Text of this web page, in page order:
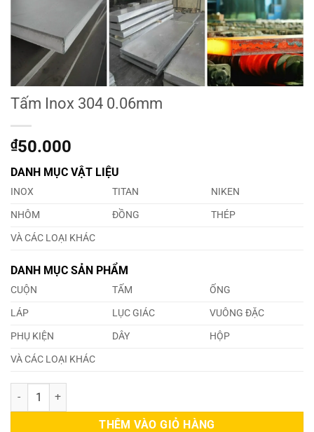
Tấm Inox 304 0.06mm
₫50.000
DANH MỤC VẬT LIỆU
INOX TITAN
NIKEN
NHÔM
ĐỒNG
THÉP
VÀ CÁC LOẠI KHÁC
DANH MỤC SẢN PHẨM
CUỘN TẤM
ỐNG
LÁP
LỤC GIÁC
VUÔNG ĐẶC
PHỤ KIỆN
DÂY
HỘP
VÀ CÁC LOẠI KHÁC
Tấm Inox 304 0.06mm số lượng
THÊM VÀO GIỎ HÀNG